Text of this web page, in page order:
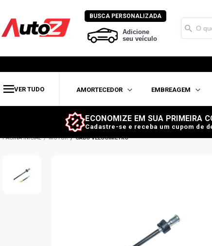
BUSCA PERSONALIZADA
Adicione
seu veículo
VER TUDO AMORTECEDOR EMBREAGEM
ECONOMIZE EM SUA PRIMEIRA
Cadastre-se e receba um cupom de
MOTOR CABO VELOCÍMETRO